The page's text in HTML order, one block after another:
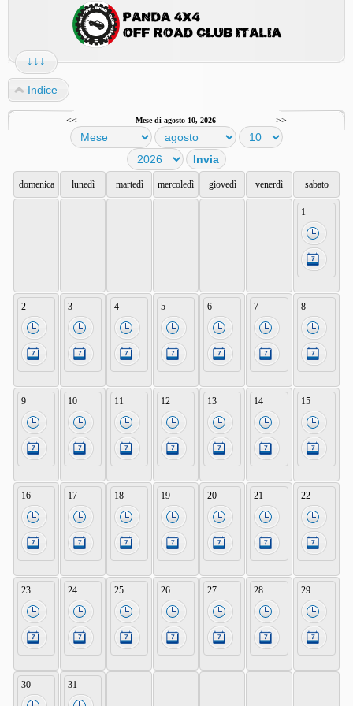
↓↓↓
Indice
<< Mese di agosto 10, 2026 >>
domenica lunedì martedì mercoledì giovedì venerdì sabato
1
2 3 4 5 6 7 8
9 10 11 12 13 14 15
16 17 18 19 20 21 22
23 24 25 26 27 28 29
30 31